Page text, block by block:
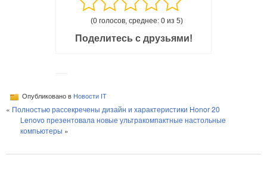
(0 голосов, среднее: 0 из 5)
Поделитесь с друзьями!
Опубликовано в Новости IT
« Полностью рассекречены дизайн и характеристики Honor 20
Lenovo презентовала новые ультракомпактные настольные
компьютеры »